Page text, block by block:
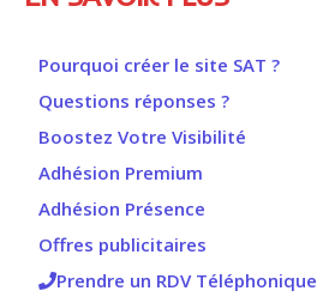
Pourquoi créer le site SAT ?
Questions réponses ?
Boostez Votre Visibilité
Adhésion Premium
Adhésion Présence
Offres publicitaires
Prendre un RDV Téléphonique